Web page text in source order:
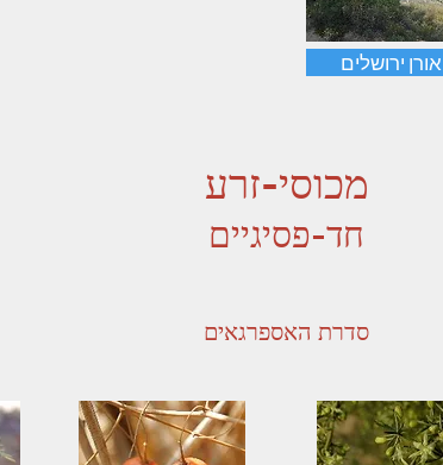
אורן ירושלים
חד-פסיגיים
מכוסי-זרע
סדרת האספרגאים